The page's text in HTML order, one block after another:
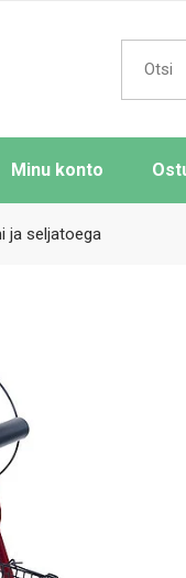
Search
for:
Minu konto
ja seljatoega